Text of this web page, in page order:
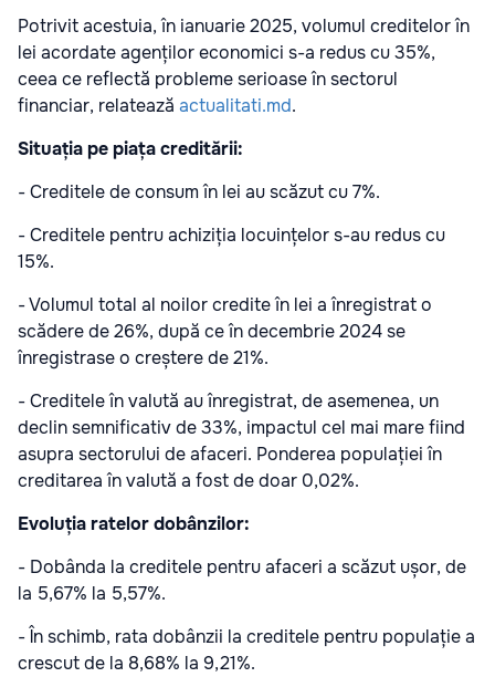
Potrivit acestuia, în ianuarie 2025, volumul creditelor în
lei acordate agenților economici s-a redus cu 35%,
ceea ce reflectă probleme serioase în sectorul
financiar, relatează actualitati.md.
Situația pe piața creditării:
- Creditele de consum în lei au scăzut cu 7%.
- Creditele pentru achiziția locuințelor s-au redus cu
15%.
- Volumul total al noilor credite în lei a înregistrat o
scădere de 26%, după ce în decembrie 2024 se
înregistrase o creștere de 21%.
- Creditele în valută au înregistrat, de asemenea, un
declin semnificativ de 33%, impactul cel mai mare fiind
asupra sectorului de afaceri. Ponderea populației în
creditarea în valută a fost de doar 0,02%.
Evoluția ratelor dobânzilor:
- Dobânda la creditele pentru afaceri a scăzut ușor, de
la 5,67% la 5,57%.
- În schimb, rata dobânzii la creditele pentru populație a
crescut de la 8,68% la 9,21%.